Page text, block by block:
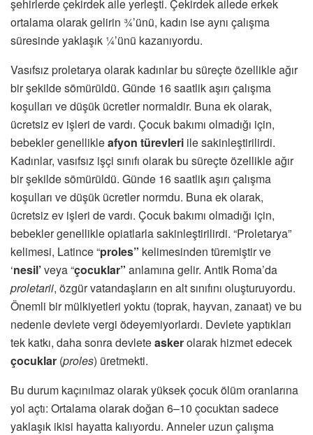
şehirlerde çekirdek aile yerleşti. Çekirdek ailede erkek
ortalama olarak gelirin ¾’ünü, kadın ise aynı çalışma
süresinde yaklaşık ¼’ünü kazanıyordu.
Vasıfsız proletarya olarak kadınlar bu süreçte özellikle ağır
bir şekilde sömürüldü. Günde 16 saatlik aşırı çalışma
koşulları ve düşük ücretler normaldir. Buna ek olarak,
ücretsiz ev işleri de vardı. Çocuk bakımı olmadığı için,
bebekler genellikleafyon türevleri ile sakinleştirilirdi.
Kadınlar, vasıfsız işçi sınıfı olarak bu süreçte özellikle ağır
bir şekilde sömürüldü. Günde 16 saatlik aşırı çalışma
koşulları ve düşük ücretler normdu. Buna ek olarak,
ücretsiz ev işleri de vardı. Çocuk bakımı olmadığı için,
bebekler genellikle opiatlarla sakinleştirilirdi. “Proletarya”
kelimesi, Latince “proles” kelimesinden türemiştir ve
‘nesil’veya “çocuklar” anlamına gelir. Antik Roma’da
proletarii, özgür vatandaşların en alt sınıfını oluşturuyordu.
Önemli bir mülkiyetleri yoktu (toprak, hayvan, zanaat) ve bu
nedenle devlete vergi ödeyemiyorlardı. Devlete yaptıkları
tek katkı, daha sonra devleteaskerolarak hizmet edecek
çocuklar (proles) üretmekti.
Bu durum kaçınılmaz olarak yüksek çocuk ölüm oranlarına
yol açtı: Ortalama olarak doğan 6–10 çocuktan sadece
yaklaşık ikisi hayatta kalıyordu. Anneler uzun çalışma